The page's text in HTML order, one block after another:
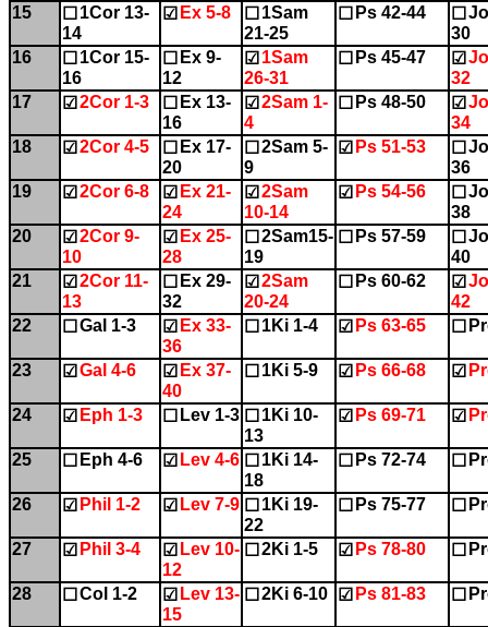
15
☐ 1Cor 13-
14
☑ Ex 5-8 ☐ 1Sam
21-25
☐ Ps 42-44 ☐
30
16
☐ 1Cor 15-
16
☐ Ex 9-
12
☑ 1Sam
26-31
☐ Ps 45-47 ☑
32
17
☑ 2Cor 1-3 ☐ Ex 13-
16
☑ 2Sam 1-
4
☐ Ps 48-50 ☑
34
18
☑ 2Cor 4-5 ☐ Ex 17-
20
☐ 2Sam 5-
9
☑ Ps 51-53 ☐
36
19
☑ 2Cor 6-8 ☑ Ex 21-
24
☑ 2Sam
10-14
☑ Ps 54-56 ☐
38
20
☑ 2Cor 9-
10
☑ Ex 25-
28
☐ 2Sam15-
19
☐ Ps 57-59 ☐
40
21
☑ 2Cor 11-
13
☐ Ex 29-
32
☑ 2Sam
20-24
☐ Ps 60-62 ☑
42
22
☐ Gal 1-3 ☑ Ex 33-
36
☐ 1Ki 1-4 ☑ Ps 63-65 ☐
23 ☑ Gal 4-6 ☑ Ex 37-
40
☐ 1Ki 5-9 ☑ Ps 66-68 ☑
24 ☑ Eph 1-3 ☐ Lev 1-3 ☐ 1Ki 10-
13
☑ Ps 69-71 ☑
25 ☐ Eph 4-6 ☑ Lev 4-6 ☐ 1Ki 14-
18
☐ Ps 72-74 ☐
26 ☑ Phil 1-2 ☑ Lev 7-9 ☐ 1Ki 19-
22
☐ Ps 75-77 ☐
27 ☑ Phil 3-4 ☑ Lev 10-
12
☐ 2Ki 1-5 ☑ Ps 78-80 ☐
28 ☐ Col 1-2 ☑ Lev 13-
15
☐ 2Ki 6-10 ☑ Ps 81-83 ☐